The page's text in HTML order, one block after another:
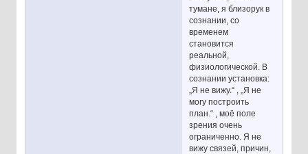
тумане, я близорук в
сознании, со
временем
становится
реальной,
физиологической. В
сознании установка:
„Я не вижу.“ , „Я не
могу построить
план.“ , моё поле
зрения очень
ограниченно. Я не
вижу связей, причин,